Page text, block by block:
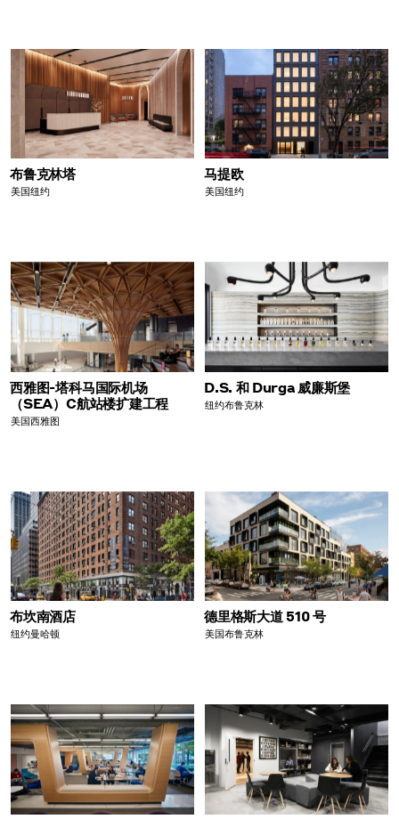
布鲁克林塔
美国纽约
马提欧
美国纽约
西雅图-塔科马国际机场
（SEA）C航站楼扩建工程
美国西雅图
D.S. 和 Durga 威廉斯堡
纽约布鲁克林
布坎南酒店
纽约曼哈顿
德里格斯大道 510 号
美国布鲁克林